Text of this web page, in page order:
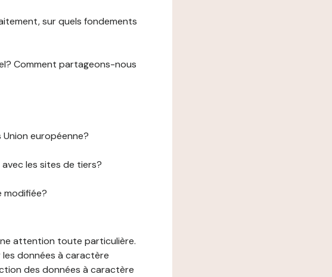
sur quels fondements
Comment partageons-nous
européenne?
les sites de tiers?
attention toute particulière.
données à caractère
des données à caractère